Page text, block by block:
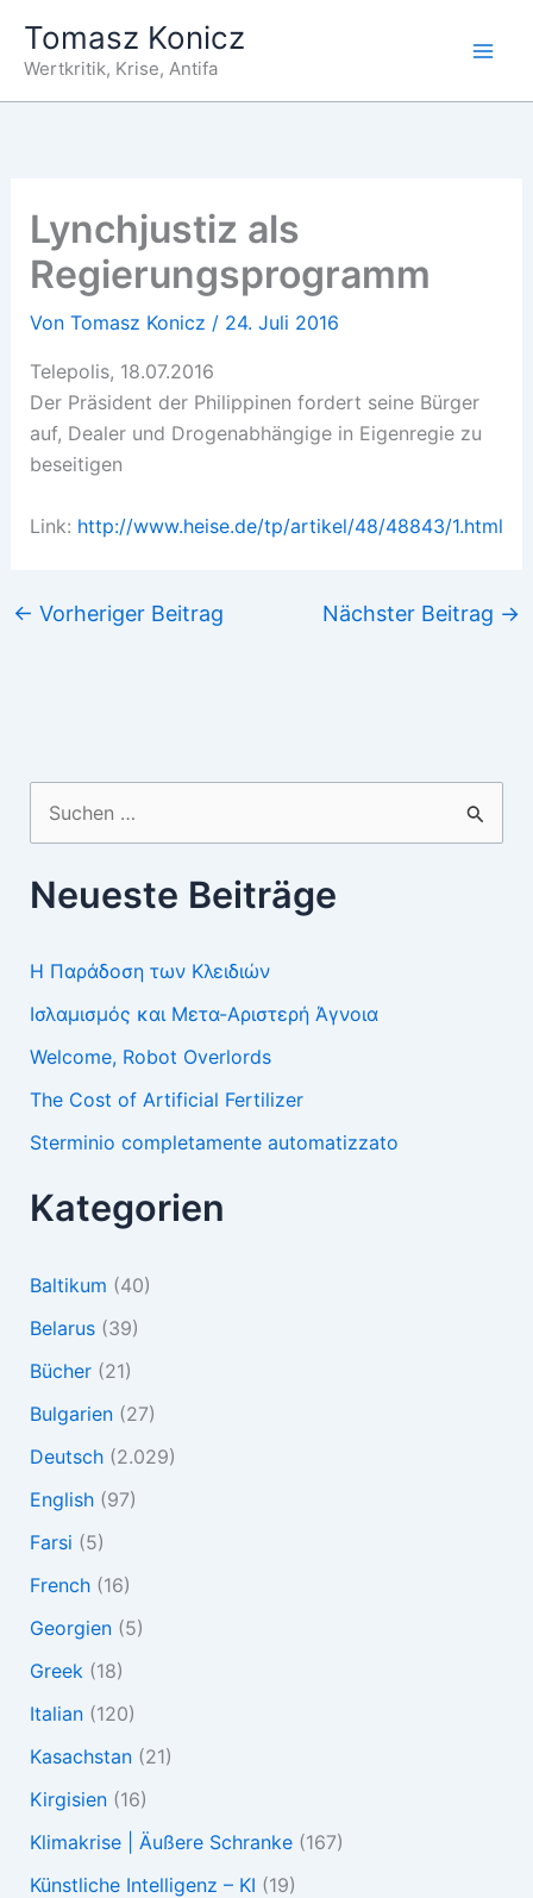
Inhalt
springen
Tomasz Konicz
Wertkritik, Krise, Antifa
Lynchjustiz als
Regierungsprogramm
Von Tomasz Konicz / 24. Juli 2016
Telepolis, 18.07.2016
Der Präsident der Philippinen fordert seine Bürger
auf, Dealer und Drogenabhängige in Eigenregie zu
beseitigen
Link: http://www.heise.de/tp/artikel/48/48843/1.html
← Vorheriger Beitrag Nächster Beitrag →
nach:
Neueste Beiträge
Η Παράδοση των Κλειδιών
Ισλαμισμός και Μετα-Αριστερή Άγνοια
Welcome, Robot Overlords
The Cost of Artificial Fertilizer
Sterminio completamente automatizzato
Kategorien
Baltikum (40)
Belarus(39)
Bücher(21)
Bulgarien(27)
Deutsch(2.029)
English(97)
Farsi (5)
French(16)
Georgien(5)
Greek (18)
Italian(120)
Kasachstan(21)
Kirgisien(16)
Klimakrise | Äußere Schranke(167)
Künstliche Intelligenz – KI (19)